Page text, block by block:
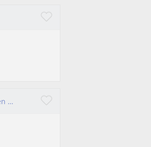
LGS ve YKS'ye hazırlanan ve okul derslerinin başarısını artırmak isteyen öğrenciler için buradayım.